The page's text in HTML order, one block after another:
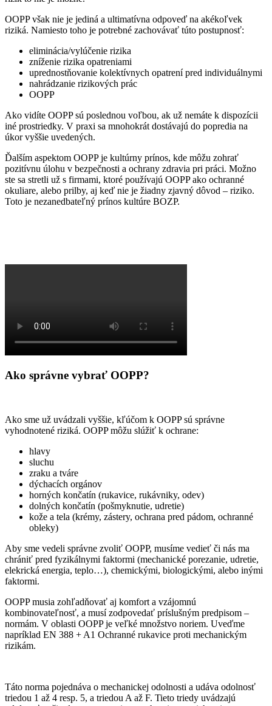
OOPP však nie je jediná a ultimatívna odpoveď na akékoľvek
riziká. Namiesto toho je potrebné zachovávať túto postupnosť:
eliminácia/vylúčenie rizika
zníženie rizika opatreniami
uprednostňovanie kolektívnych opatrení pred individuálnymi
nahrádzanie rizikových prác
OOPP
Ako vidíte OOPP sú poslednou voľbou, ak už nemáte k dispozícii
iné prostriedky. V praxi sa mnohokrát dostávajú do popredia na
úkor vyššie uvedených.
Ďalším aspektom OOPP je kultúrny prínos, kde môžu zohrať
pozitívnu úlohu v bezpečnosti a ochrany zdravia pri práci. Možno
ste sa stretli už s firmami, ktoré používajú OOPP ako ochranné
okuliare, alebo prilby, aj keď nie je žiadny zjavný dôvod – riziko.
Toto je nezanedbateľný prínos kultúre BOZP.
Ako správne vybrať OOPP?
Ako sme už uvádzali vyššie, kľúčom k OOPP sú správne
vyhodnotené riziká. OOPP môžu slúžiť k ochrane:
hlavy
sluchu
zraku a tváre
dýchacích orgánov
horných končatín (rukavice, rukávniky, odev)
dolných končatín (pošmyknutie, udretie)
kože a tela (krémy, zástery, ochrana pred pádom, ochranné
obleky)
Aby sme vedeli správne zvoliť OOPP, musíme vedieť či nás ma
chrániť pred fyzikálnymi faktormi (mechanické porezanie, udretie,
elekrická energia, teplo…), chemickými, biologickými, alebo inými
faktormi.
OOPP musia zohľadňovať aj komfort a vzájomnú
kombinovateľnosť, a musí zodpovedať príslušným predpisom –
normám. V oblasti OOPP je veľké množstvo noriem. Uveďme
napríklad EN 388 + A1 Ochranné rukavice proti mechanickým
rizikám.
Táto norma pojednáva o mechanickej odolnosti a udáva odolnosť
triedou 1 až 4 resp. 5, a triedou A až F. Tieto triedy uvádzajú